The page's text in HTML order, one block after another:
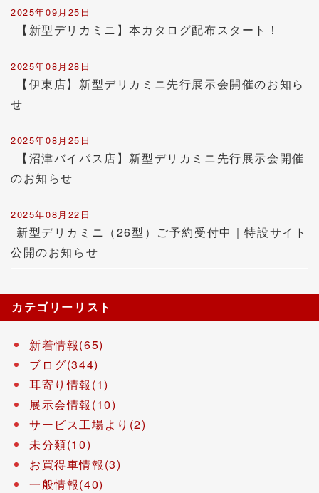
2025年09月25日
【新型デリカミニ】本カタログ配布スタート！
2025年08月28日
【伊東店】新型デリカミニ先行展示会開催のお知ら
せ
2025年08月25日
【沼津バイパス店】新型デリカミニ先行展示会開催
のお知らせ
2025年08月22日
新型デリカミニ（26型）ご予約受付中｜特設サイト
公開のお知らせ
カテゴリーリスト
新着情報(65)
ブログ(344)
耳寄り情報(1)
展示会情報(10)
サービス工場より(2)
未分類(10)
お買得車情報(3)
一般情報(40)